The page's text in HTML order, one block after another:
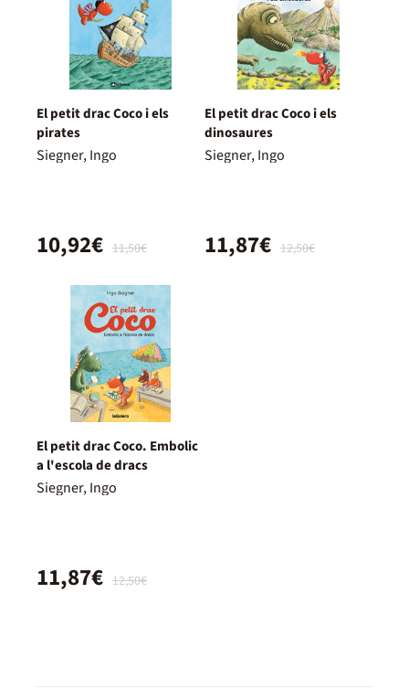
El petit drac Coco i els
pirates
Siegner, Ingo
11,50€
10,92€
El petit drac Coco i els
dinosaures
Siegner, Ingo
12,50€
11,87€
El petit drac Coco. Embolic
a l'escola de dracs
Siegner, Ingo
12,50€
11,87€